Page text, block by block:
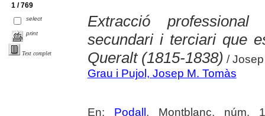
1 / 769
select
print
Text complet
Extracció
secundari i terciari que
Queralt (1815-1838) /
Grau i Pujol, Josep M. Tomàs
En: Podall . Montblanc, núm.